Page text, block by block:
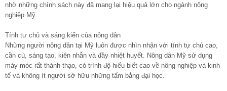
nhờ những chính sách này đã mang lại hiệu quả lớn cho ngành nông
nghiệp Mỹ.
Tính tự chủ và sáng kiến của nông dân
Những người nông dân tại Mỹ luôn được nhìn nhận với tính tự chủ cao,
cần cù, sáng tạo, kiên nhẫn và đầy nhiệt huyết. Nông dân Mỹ sử dụng
máy móc rất thành thạo, có trình độ hiểu biết cao về nông nghiệp và kinh
tế và không ít người sở hữu những tấm bằng đại học.